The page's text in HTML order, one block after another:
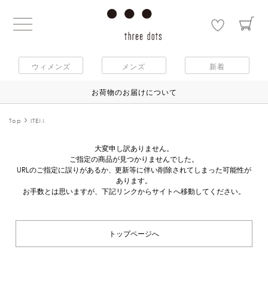
ウィメンズ メンズ 新着
お荷物のお届けについて
Top ITEM
大変申し訳ありません。
ご指定の商品が見つかりませんでした。
URLのご指定に誤りがあるか、更新等に伴い削除されてしまった可能性が
あります。
お手数とは思いますが、下記リンクからサイトへ移動してください。
トップページへ